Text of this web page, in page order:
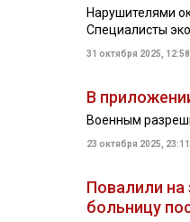
Нарушителями
Специалисты
31 октября 2025, 12:58
В
Военным
23 октября 2025, 23:11
Повалили на
больницу